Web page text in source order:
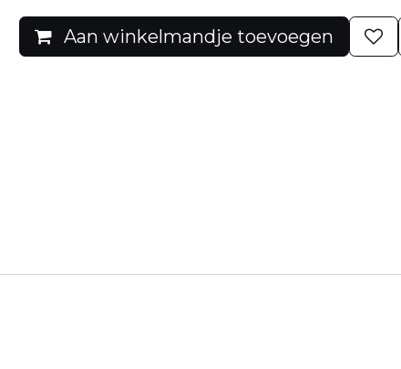
Aan winkelmandje toevoegen